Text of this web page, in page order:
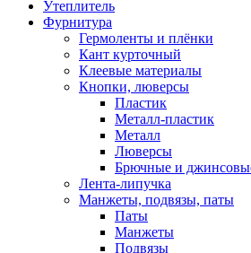
Утеплитель
Фурнитура
Гермоленты и плёнки
Кант курточный
Клеевые материалы
Кнопки, люверсы
Пластик
Металл-пластик
Металл
Люверсы
Брючные и
Лента-липучка
Манжеты, подвязы, паты
Паты
Манжеты
Подвязы